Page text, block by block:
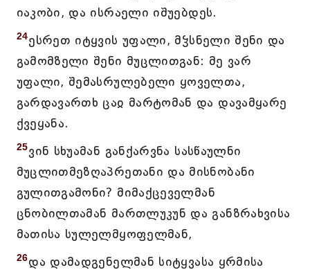
იაკობი, და ისრაელი იშუებდეს.
24ესრეთ იტყვის უფალი, მჴსნელი შენი და
გამომზელი შენი მუცლითგან: მე ვარ
უფალი, შემასრულებელი ყოველთა,
გარდავართხ ცაჲ მარტომან და დავამყარე
ქვეყანა.
25ვინ სხუამან განქარვნა სასწაულნი
მუცლითმეზღაპრეთანი და მისნობანი
გულითგამონი? მიმაქცეველმან
ცნობილთამან მართლუკუნ და განზრახვისა
მათისა სულელმყოფელმან,
26და დამადგენელმან სიტყვასა ყრმისა